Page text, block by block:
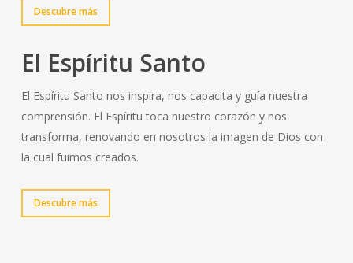
Descubre más
El Espíritu Santo
El Espíritu Santo nos inspira, nos capacita y guía nuestra
comprensión. El Espíritu toca nuestro corazón y nos
transforma, renovando en nosotros la imagen de Dios con
la cual fuimos creados.
Descubre más